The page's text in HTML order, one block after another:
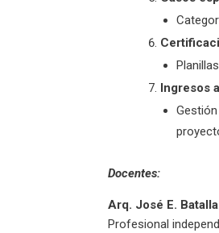
Ingresos
Docentes:
Arq. José E.
Profesional